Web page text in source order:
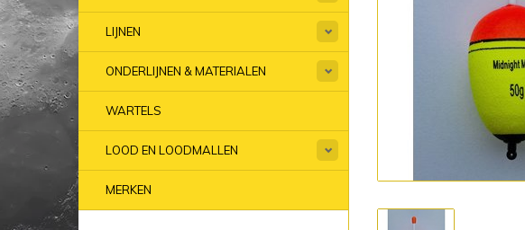
LIJNEN
ONDERLIJNEN & MATERIALEN
WARTELS
LOOD EN LOODMALLEN
MERKEN